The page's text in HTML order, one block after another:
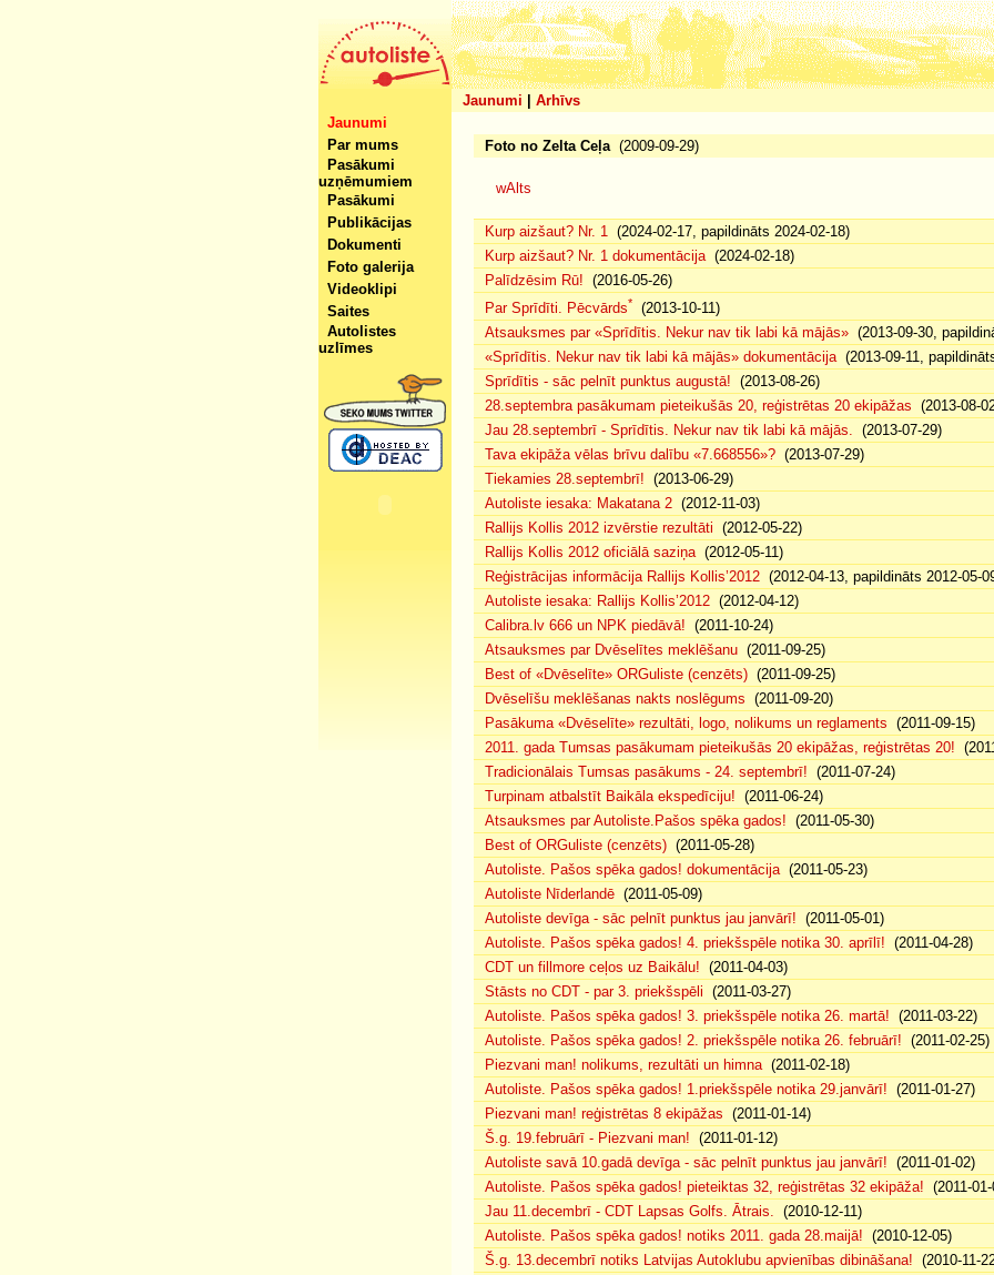
Jaunumi
Arhīvs
Jaunumi
Par mums
Pasākumi
uzņēmumiem
Pasākumi
Publikācijas
Dokumenti
Foto galerija
Videoklipi
Saites
Autolistes
uzlīmes
Foto no Zelta Ceļa(2009-09-29)
wAlts
Kurp aizšaut? Nr. 1 (2024-02-17, papildināts 2024-02-18)
Kurp aizšaut? Nr. 1 dokumentācija(2024-02-18)
Palīdzēsim Rū! (2016-05-26)
Par Sprīdīti. Pēcvārds*
(2013-10-11)
Atsauksmes par «Sprīdītis. Nekur nav tik labi kā mājās» (2013-09-30,
«Sprīdītis. Nekur nav tik labi kā mājās» dokumentācija(2013-09-11,
Sprīdītis - sāc pelnīt punktus augustā! (2013-08-26)
28.septembra pasākumam pieteikušās 20, reģistrētas 20 ekipāžas (2013-08-
Jau 28.septembrī - Sprīdītis. Nekur nav tik labi kā mājās. (2013-07-29)
Tava ekipāža vēlas brīvu dalību «7.668556»? (2013-07-29)
Tiekamies 28.septembrī! (2013-06-29)
Autoliste iesaka: Makatana 2 (2012-11-03)
Rallijs Kollis 2012 izvērstie rezultāti (2012-05-22)
Rallijs Kollis 2012 oficiālā saziņa(2012-05-11)
Reģistrācijas informācija Rallijs Kollis’2012 (2012-04-13, papildināts 2012-05-
Autoliste iesaka: Rallijs Kollis’2012 (2012-04-12)
Calibra.lv 666 un NPK piedāvā! (2011-10-24)
Atsauksmes par Dvēselītes meklēšanu (2011-09-25)
Best of «Dvēselīte» ORGuliste (cenzēts) (2011-09-25)
Dvēselīšu meklēšanas nakts noslēgums (2011-09-20)
Pasākuma «Dvēselīte» rezultāti, logo, nolikums un reglaments (2011-09-15)
2011. gada Tumsas pasākumam pieteikušās 20 ekipāžas, reģistrētas 20!
Tradicionālais Tumsas pasākums - 24. septembrī! (2011-07-24)
Turpinam atbalstīt Baikāla ekspedīciju! (2011-06-24)
Atsauksmes par Autoliste.Pašos spēka gados! (2011-05-30)
Best of ORGuliste (cenzēts) (2011-05-28)
Autoliste. Pašos spēka gados! dokumentācija(2011-05-23)
Autoliste Nīderlandē (2011-05-09)
Autoliste devīga - sāc pelnīt punktus jau janvārī! (2011-05-01)
Autoliste. Pašos spēka gados! 4. priekšspēle notika 30. aprīlī! (2011-04-28)
CDT un fillmore ceļos uz Baikālu! (2011-04-03)
Stāsts no CDT - par 3. priekšspēli (2011-03-27)
Autoliste. Pašos spēka gados! 3. priekšspēle notika 26. martā! (2011-03-22)
Autoliste. Pašos spēka gados! 2. priekšspēle notika 26. februārī! (2011-02-25)
Piezvani man! nolikums, rezultāti un himna(2011-02-18)
Autoliste. Pašos spēka gados! 1.priekšspēle notika 29.janvārī! (2011-01-27)
Piezvani man! reģistrētas 8 ekipāžas (2011-01-14)
Š.g. 19.februārī - Piezvani man! (2011-01-12)
Autoliste savā 10.gadā devīga - sāc pelnīt punktus jau janvārī! (2011-01-02)
Autoliste. Pašos spēka gados! pieteiktas 32, reģistrētas 32 ekipāža! (2011-
Jau 11.decembrī - CDT Lapsas Golfs. Ātrais. (2010-12-11)
Autoliste. Pašos spēka gados! notiks 2011. gada 28.maijā! (2010-12-05)
Š.g. 13.decembrī notiks Latvijas Autoklubu apvienības dibināšana! (2010-11-